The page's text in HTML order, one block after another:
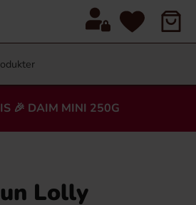
🎉 DAIM MINI 250G
Lolly